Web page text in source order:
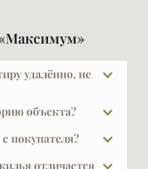
удалённо, не
покупателями из
Воркуты,
— вплоть до
объекта?
в
где это
и масштабно.
покупателя?
— нет. Наши услуги
отличается